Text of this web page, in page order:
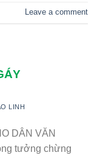
Leave a comment
LINH
DÂN VĂN
tưởng chừng